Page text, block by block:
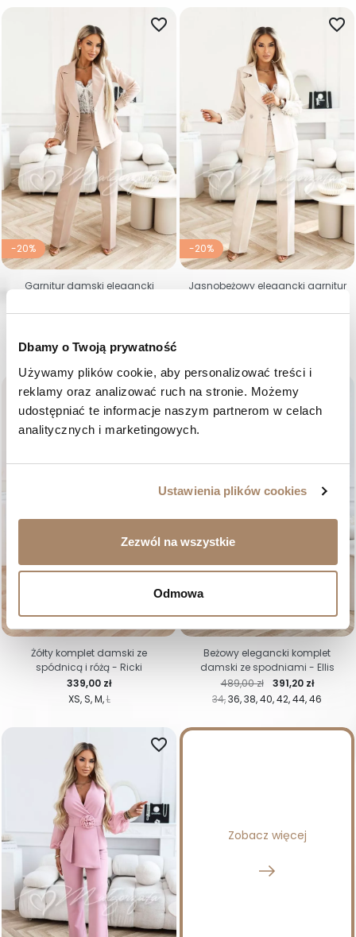
Dbamy o Twoją prywatność
Używamy plików cookie, aby personalizować treści i
reklamy oraz analizować ruch na stronie. Możemy
udostępniać te informacje naszym partnerom w celach
analitycznych i marketingowych.
Ustawienia plików cookies
Zezwól na wszystkie
Odmowa
-20%
36 38 40 42 44 46
favorite_border
Garnitur damski elegancki
rękawach – Loreta
-20%
favorite_border
Jasnobeżowy elegancki garnitur
- Loreta
XS S M L
favorite_border
Cena
339,00 zł
Żółty komplet damski ze
spódnicą i różą - Ricki
-20%
34 36 38 40 42 44 46
Cena regularna
489,00 zł Cena
391,20 zł
Beżowy elegancki komplet
damski ze spodniami - Ellis
favorite_border
Zobacz więcej